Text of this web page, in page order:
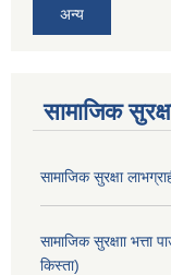
अन्य
सामाजिक
सामाजिक सुरक्षा
सामाजिक सुरक्षाा
किस्ता)